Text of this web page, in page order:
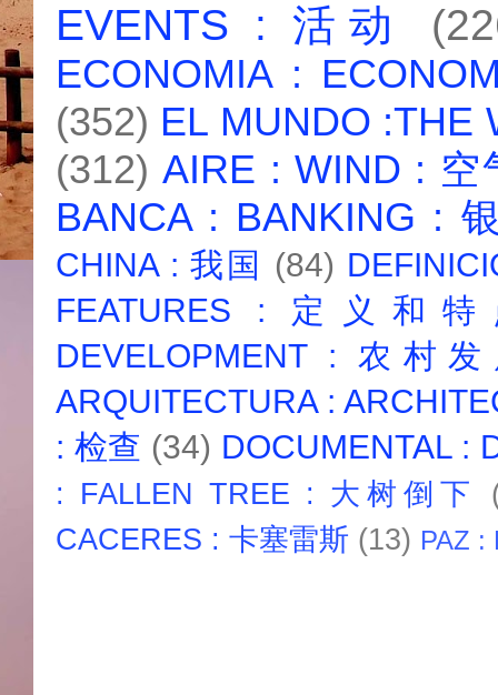
EVENTS : 活动
ECONOMIA :
(352) EL MUNDO :THE
(312) AIRE : WIND : 空
BANCA : BANKING :
CHINA : 我国 (84)
FEATURES : 定义和
DEVELOPMENT : 农村
ARQUITECTURA :
: 检查 (34) DOCUMENTAL :
: FALLEN TREE : 大树倒下
CACERES : 卡塞雷斯 (13) PAZ :